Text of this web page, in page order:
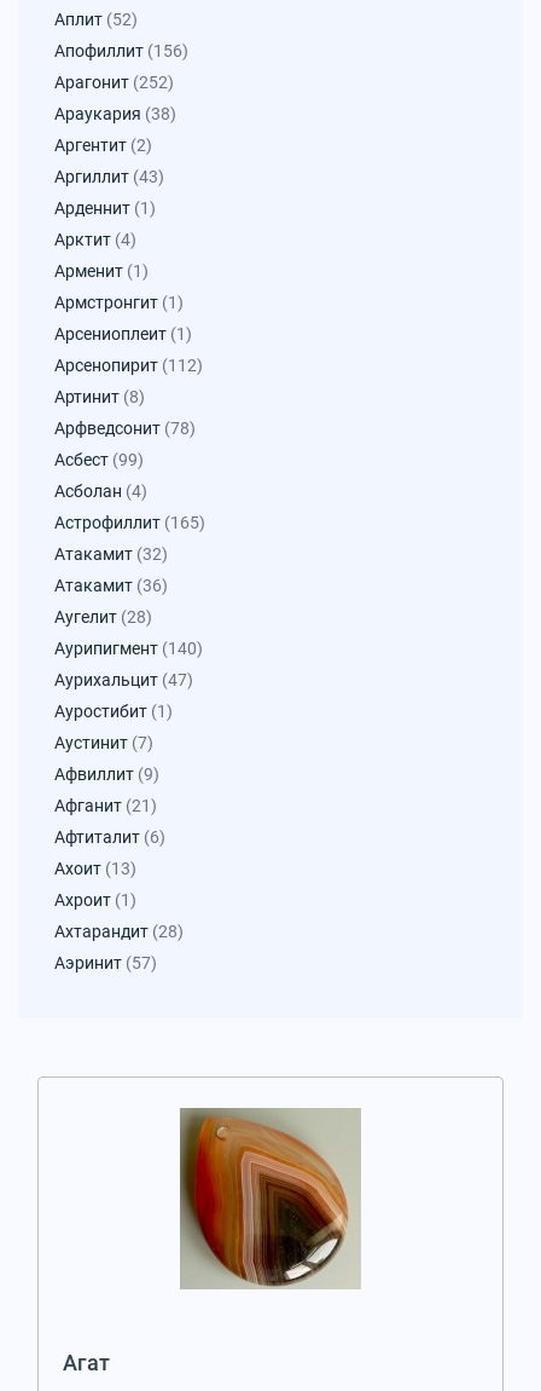
Аплит (52)
Апофиллит (156)
Арагонит (252)
Араукария (38)
Аргентит (2)
Аргиллит (43)
Арденнит (1)
Арктит (4)
Арменит (1)
Армстронгит (1)
Арсениоплеит (1)
Арсенопирит (112)
Артинит (8)
Арфведсонит (78)
Асбест (99)
Асболан (4)
Астрофиллит (165)
Атакамит (32)
Атакамит (36)
Аугелит (28)
Аурипигмент (140)
Аурихальцит (47)
Ауростибит (1)
Аустинит (7)
Афвиллит (9)
Афганит (21)
Афтиталит (6)
Ахоит (13)
Ахроит (1)
Ахтарандит (28)
Аэринит (57)
Агат